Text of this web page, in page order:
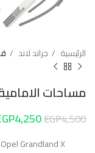
الرئيسية جراند لاند
مساحات
EGP4,500
4,250
Grandland X